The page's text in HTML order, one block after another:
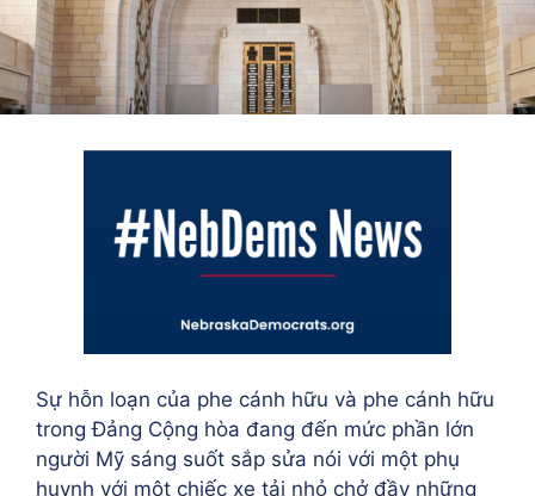
Sự hỗn loạn của phe cánh hữu và phe cánh hữu
trong Đảng Cộng hòa đang đến mức phần lớn
người Mỹ sáng suốt sắp sửa nói với một phụ
huynh với một chiếc xe tải nhỏ chở đầy những